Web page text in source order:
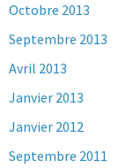
Octobre 2013
Septembre 2013
Avril 2013
Janvier 2013
Janvier 2012
Septembre 2011